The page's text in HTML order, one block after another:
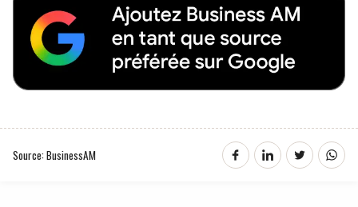
Source: BusinessAM